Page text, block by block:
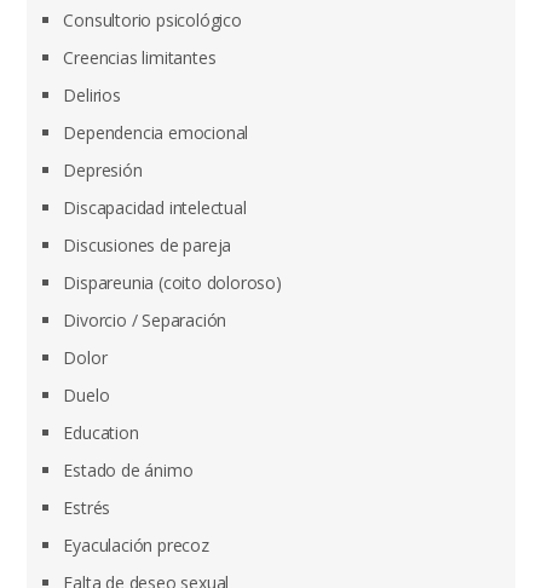
Consultorio psicológico
Creencias limitantes
Delirios
Dependencia emocional
Depresión
Discapacidad intelectual
Discusiones de pareja
Dispareunia (coito doloroso)
Divorcio / Separación
Dolor
Duelo
Education
Estado de ánimo
Estrés
Eyaculación precoz
Falta de deseo sexual